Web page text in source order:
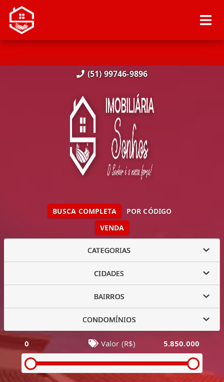
(51) 99746-9896
VENDA
BUSCA COMPLETA POR CÓDIGO
CATEGORIAS
CIDADES
BAIRROS
CONDOMÍNIOS
0 Valor (R$) 5.850.000